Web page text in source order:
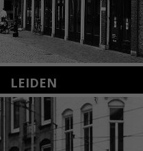
LEIDEN
Nieuwstraat 35
2312 KA Leiden
+31(0)71 – 52 84 480
info@kunsthuisleiden.nl